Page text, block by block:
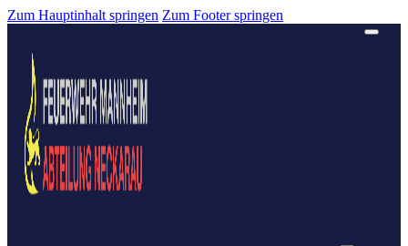
Zum Hauptinhalt springen Zum Footer springen